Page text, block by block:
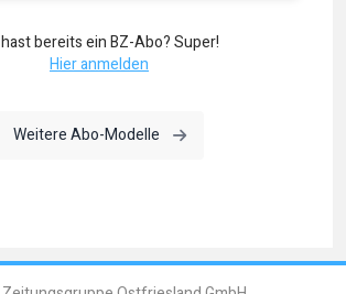
bereits ein BZ-Abo? Super!
Hier anmelden
Weitere Abo-Modelle